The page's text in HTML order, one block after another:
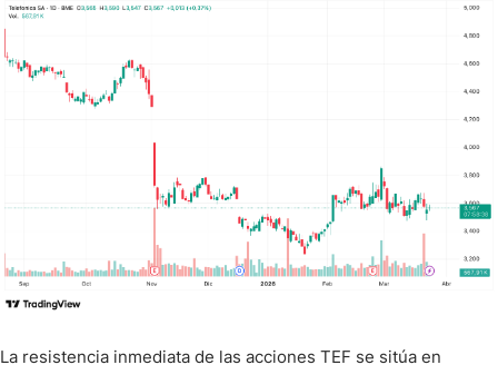
La resistencia inmediata de las acciones TEF se sitúa en